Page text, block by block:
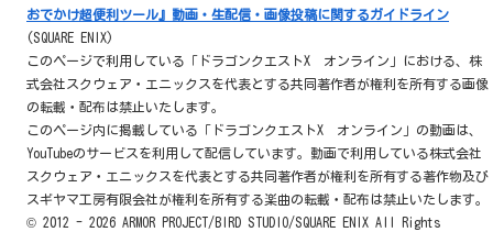
おでかけ超便利ツール』動画・生配信・画像投稿に関するガイドライン
(SQUARE ENIX)
このページで利用している「ドラゴンクエストX オンライン」における、株
式会社スクウェア・エニックスを代表とする共同著作者が権利を所有する画像
の転載・配布は禁止いたします。
このページ内に掲載している「ドラゴンクエストX オンライン」の動画は、
YouTubeのサービスを利用して配信しています。動画で利用している株式会社
スクウェア・エニックスを代表とする共同著作者が権利を所有する著作物及び
スギヤマ工房有限会社が権利を所有する楽曲の転載・配布は禁止いたします。
© 2012 - 2026 ARMOR PROJECT/BIRD STUDIO/SQUARE ENIX All Rights